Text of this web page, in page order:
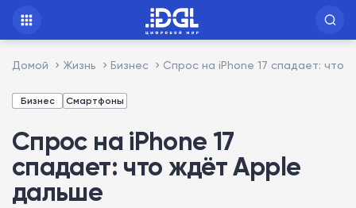
Домой Жизнь Бизнес Спрос на iPhone 17 спадает: что
Бизнес Смартфоны
Спрос на iPhone 17
спадает: что ждёт Apple
дальше